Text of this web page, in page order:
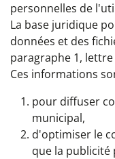
personnelles de
La base juridique
données et des
paragraphe 1, lettre
Ces informations
pour diffuser
municipal,
d'optimiser le
que la publicité